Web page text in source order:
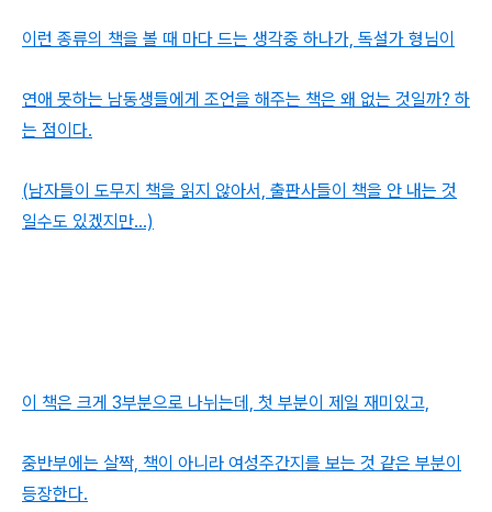
이런 종류의 책을 볼 때 마다 드는 생각중 하나가, 독설가 형님이
연애 못하는 남동생들에게 조언을 해주는 책은 왜 없는 것일까? 하
는 점이다.
(남자들이 도무지 책을 읽지 않아서, 출판사들이 책을 안 내는 것
일수도 있겠지만...)
이 책은 크게 3부분으로 나뉘는데, 첫 부분이 제일 재미있고,
중반부에는 살짝, 책이 아니라 여성주간지를 보는 것 같은 부분이
등장한다.